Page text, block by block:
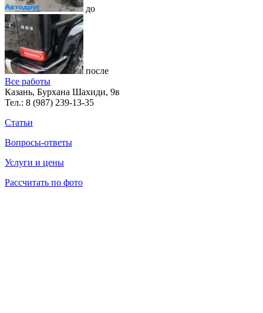
до
после
Все работы
Казань, Бурхана Шахиди, 9в
Тел.: 8 (987) 239-13-35
Статьи
Вопросы-ответы
Услуги и цены
Рассчитать по фото